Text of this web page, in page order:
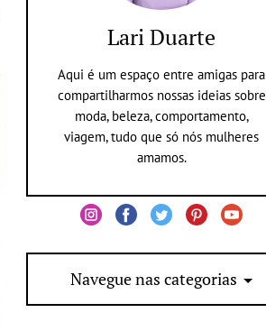
Lari Duarte
Aqui é um espaço entre amigas para
compartilharmos nossas ideias sobre
moda, beleza, comportamento,
viagem, tudo que só nós mulheres
amamos.
Navegue nas categorias